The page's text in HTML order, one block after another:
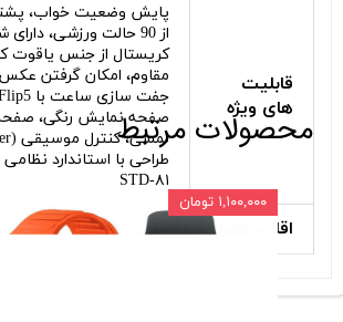
قابلیت
های ویژه
پایش وضعیت خواب،
از 90 حالت ورزشی،
کریستال از جنس یاقوت
مقاوم، امکان گرفتن عکس
صفحه نمایش رنگی،
STD-۸۱
اقلام همراه شارژر / دفترچه راهنما
محصولات مرتبط
۱,۱۰۰,۰۰۰ تومان